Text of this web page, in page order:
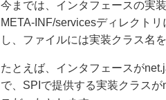
今までは、インタフェースの実
META-INF/servicesディレクト
し、ファイルには実装クラス名
たとえば、インタフェースが
で、SPIで提供する実装クラス